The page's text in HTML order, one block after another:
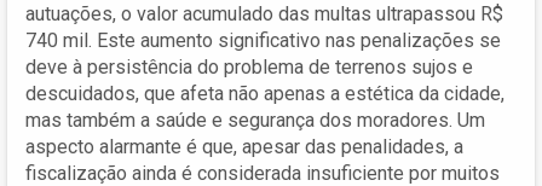
autuações, o valor acumulado das multas ultrapassou R$
740 mil. Este aumento significativo nas penalizações se
deve à persistência do problema de terrenos sujos e
descuidados, que afeta não apenas a estética da cidade,
mas também a saúde e segurança dos moradores. Um
aspecto alarmante é que, apesar das penalidades, a
fiscalização ainda é considerada insuficiente por muitos